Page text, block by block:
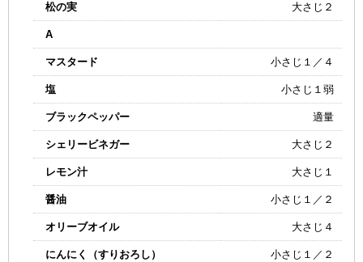
松の実 大さじ２
A
マスタード 小さじ１／４
塩 小さじ１弱
ブラックペッパー 適量
シェリービネガー 大さじ２
レモン汁 大さじ１
醤油 小さじ１／２
オリーブオイル 大さじ４
にんにく（すりおろし） 小さじ１／２